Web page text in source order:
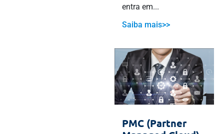
entra em...
Saiba mais>>
PMC (Partner